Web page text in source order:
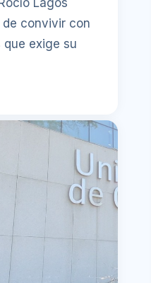
Lagos
convivir con
exige su